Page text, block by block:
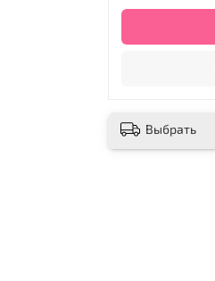
Выбрать